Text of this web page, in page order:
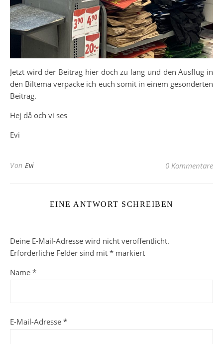
Jetzt wird der Beitrag hier doch zu lang und den Ausflug in
den Biltema verpacke ich euch somit in einem gesonderten
Beitrag.
Hej då och vi ses
Evi
Von Evi 0 Kommentare
EINE ANTWORT SCHREIBEN
Deine E-Mail-Adresse wird nicht veröffentlicht.
Erforderliche Felder sind mit * markiert
Name *
E-Mail-Adresse *